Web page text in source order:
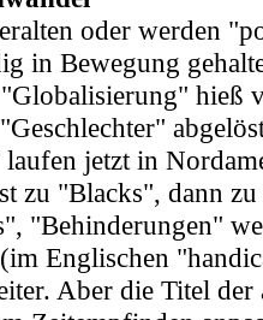
oder werden
in Bewegung
"Globalisierung" hieß
jetzt in
zu "Blacks", dann
"Behinderungen"
Englischen
Aber die Titel